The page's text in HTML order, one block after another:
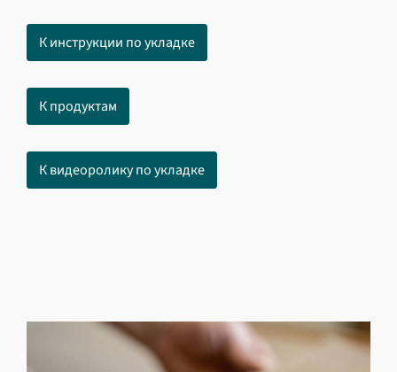
К инструкции по укладке
К продуктам
К видеоролику по укладке